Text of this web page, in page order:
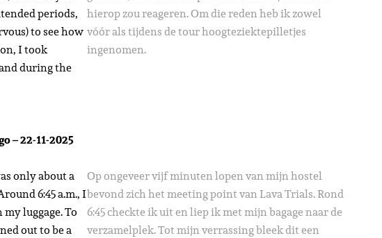
periods,
to see how
I took
during the
hierop zou reageren. Om die reden heb ik zowel
vóór als tijdens de tour hoogteziektepilletjes
ingenomen.
– 22-11-2025
only about a
6:45 a.m., I
luggage. To
out to be a
Op ongeveer vijf minuten lopen van mijn hostel
bevond zich het meeting point van Lava Trials. Rond
6:45 checkte ik uit en liep ik met mijn bagage naar de
verzamelplek. Tot mijn verrassing bleek dit een